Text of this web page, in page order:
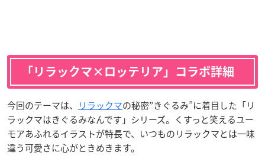
「リラックマ×ロッテリア」コラボ詳細
今回のテーマは、 リラックマの秘密”きぐるみ”に着目した「リ
ラックマはきぐるみなんです」シリーズ。くすっと笑えるユー
モアあふれるイラストが特長で、いつものリラックマとは一味
違う可愛さに心がときめきます。